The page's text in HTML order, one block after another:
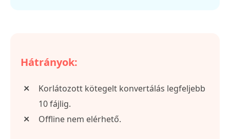
Hátrányok:
Korlátozott kötegelt konvertálás legfeljebb
10 fájlig.
Offline nem elérhető.